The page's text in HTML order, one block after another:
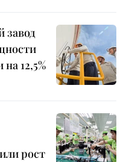
12,5%
рост